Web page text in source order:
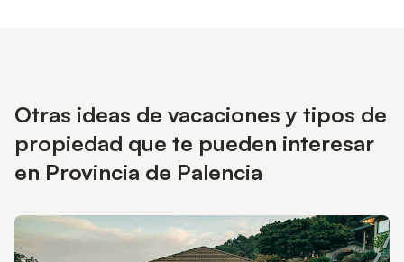
Otras ideas de vacaciones y tipos de
propiedad que te pueden interesar
en Provincia de Palencia